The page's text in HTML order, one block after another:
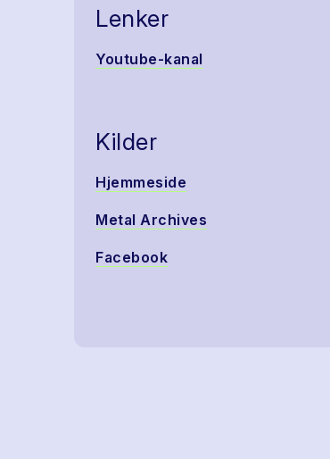
Lenker
Youtube-kanal
Kilder
Hjemmeside
Metal Archives
Facebook